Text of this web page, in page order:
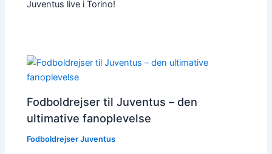
Juventus live i Torino!
Fodboldrejser til Juventus – den
ultimative fanoplevelse
Fodboldrejser Juventus